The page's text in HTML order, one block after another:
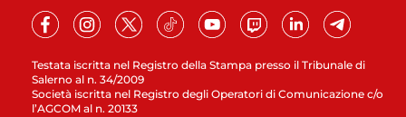
Testata iscritta nel Registro della Stampa presso il Tribunale di
Salerno al n. 34/2009
Società iscritta nel Registro degli Operatori di Comunicazione c/o
l’AGCOM al n. 20133